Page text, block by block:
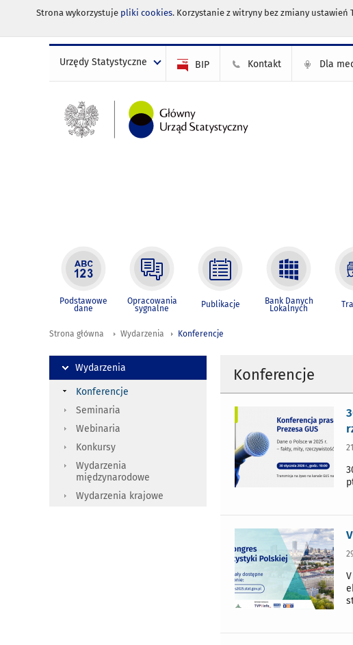
Strona wykorzystuje pliki cookies. Korzystanie z witryny bez zmiany ustawień
Urzędy Statystyczne BIP Kontakt Dla
Podstawowe
dane
Opracowania
sygnalne Publikacje Bank Danych
Lokalnych
Strona główna Wydarzenia Konferencje
Konferencje
Wydarzenia
Konferencje
Seminaria
Webinaria
Konkursy
Wydarzenia
międzynarodowe
Wydarzenia krajowe